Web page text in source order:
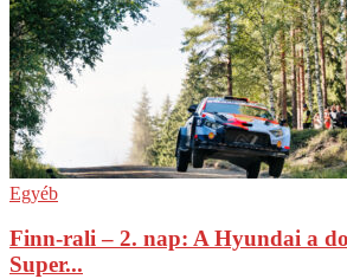
Egyéb
Finn-rali – 2. nap: A Hyundai a
Super...